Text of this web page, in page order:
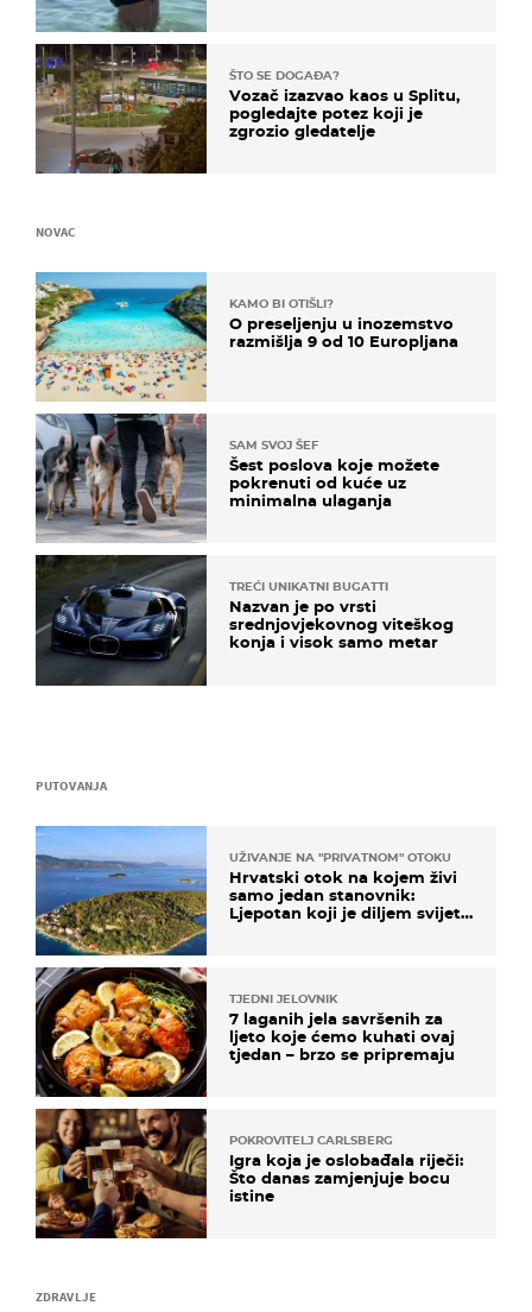
ZDRAVLJE
ŠTO SE DOGAĐA?
Vozač izazvao kaos u Splitu,
pogledajte potez koji je
zgrozio gledatelje
PUTOVANJA
UŽIVANJE NA "PRIVATNOM" OTOKU
Hrvatski otok na kojem živi
samo jedan stanovnik:
Ljepotan koji je diljem svijeta
TJEDNI JELOVNIK
7 laganih jela savršenih za
ljeto koje ćemo kuhati ovaj
tjedan – brzo se pripremaju
POKROVITELJ CARLSBERG
Igra koja je oslobađala riječi:
Što danas zamjenjuje bocu
istine
NOVAC
KAMO BI OTIŠLI?
O preseljenju u inozemstvo
razmišlja 9 od 10 Europljana
SAM SVOJ ŠEF
Šest poslova koje možete
pokrenuti od kuće uz
minimalna ulaganja
TREĆI UNIKATNI BUGATTI
Nazvan je po vrsti
srednjovjekovnog viteškog
konja i visok samo metar